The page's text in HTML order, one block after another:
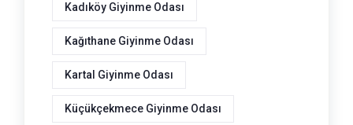
Kadıköy Giyinme Odası
Kağıthane Giyinme Odası
Kartal Giyinme Odası
Küçükçekmece Giyinme Odası